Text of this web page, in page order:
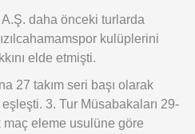
A.Ş. daha önceki turlarda
kulüplerini
elde etmişti.
27 takım seri başı olarak
eşleşti. 3. Tur Müsabakaları 29-
eleme usulüne göre